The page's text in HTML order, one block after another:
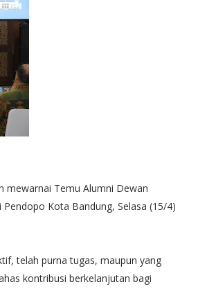
mewarnai Temu Alumni Dewan
Kota Bandung, Selasa (15/4)
telah purna tugas, maupun yang
kontribusi berkelanjutan bagi